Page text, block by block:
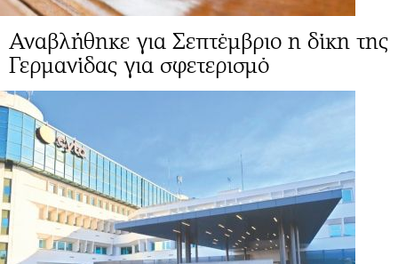
Αναβλήθηκε για Σεπτέμβριο η δίκη της
Γερμανίδας για σφετερισμό